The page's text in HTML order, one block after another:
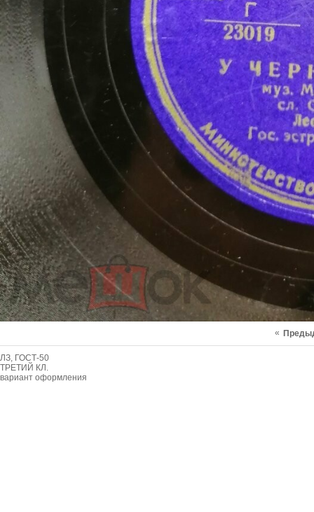
«
ЛЗ, ГОСТ-50
ТРЕТИЙ КЛ.
вариант оформления